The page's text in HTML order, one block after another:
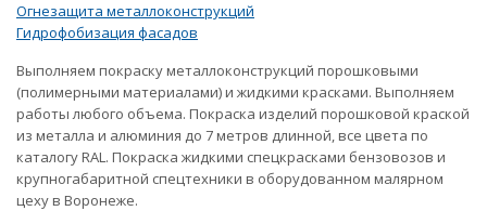
Огнезащита металлоконструкций
Гидрофобизация фасадов
Выполняем покраску металлоконструкций порошковыми
(полимерными материалами) и жидкими красками. Выполняем
работы любого объема. Покраска изделий порошковой краской
из металла и алюминия до 7 метров длинной, все цвета по
каталогу RAL. Покраска жидкими спецкрасками бензовозов и
крупногабаритной спецтехники в оборудованном малярном
цеху в Воронеже.